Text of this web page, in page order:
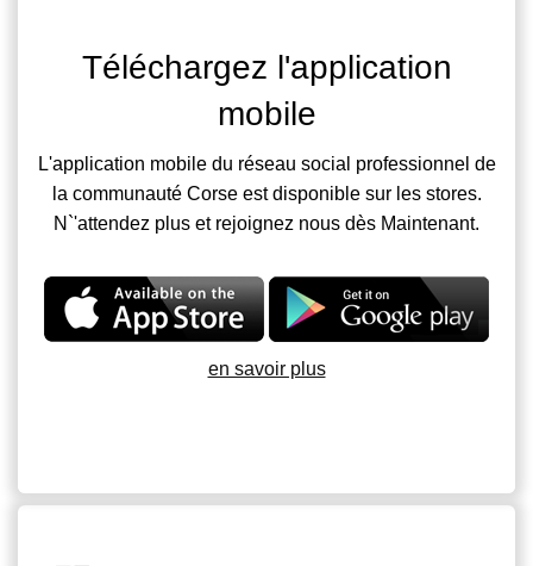
Téléchargez l'application
mobile
L'application mobile du réseau social professionnel de
la communauté Corse est disponible sur les stores.
N`'attendez plus et rejoignez nous dès Maintenant.
en savoir plus